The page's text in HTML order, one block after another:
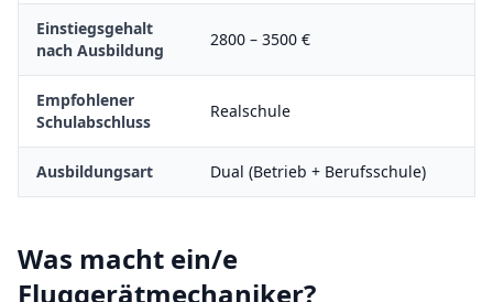
Einstiegsgehalt
nach Ausbildung
2800 – 3500 €
Empfohlener
Schulabschluss
Realschule
Ausbildungsart Dual (Betrieb + Berufsschule)
Was macht ein/e
Fluggerätmechaniker?